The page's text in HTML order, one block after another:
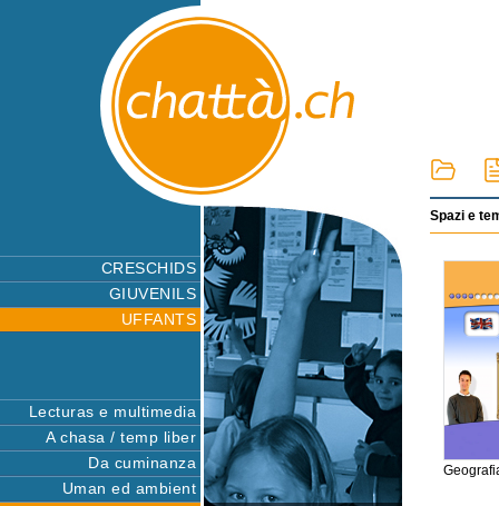
CRESCHIDS
GIUVENILS
UFFANTS
Lecturas e multimedia
A chasa / temp liber
Da cuminanza
Uman ed ambient
Spazi e